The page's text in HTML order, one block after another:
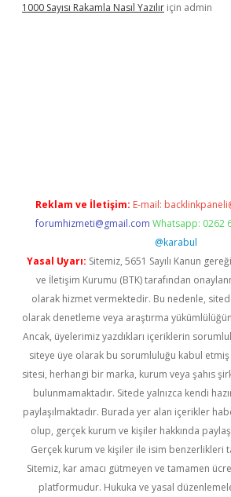
1000 Sayısı Rakamla Nasıl Yazılır için admin
Reklam ve İletişim: E-mail:
forumhizmeti@gmail.com Whatsapp: 0262
@karabul
Yasal Uyarı: Sitemiz, 5651 Sayılı Kanun
ve İletişim Kurumu (BTK) tarafından
olarak hizmet vermektedir. Bu nedenle,
olarak denetleme veya araştırma
Ancak, üyelerimiz yazdıkları içeriklerin
siteye üye olarak bu sorumluluğu kabul etmiş
sitesi, herhangi bir marka, kurum veya şahıs
bulunmamaktadır. Sitede yalnızca kendi
paylaşılmaktadır. Burada yer alan içerikler
olup, gerçek kurum ve kişiler hakkında
Gerçek kurum ve kişiler ile isim benzerlikleri
Sitemiz, kar amacı gütmeyen ve tamamen
platformudur. Hukuka ve yasal